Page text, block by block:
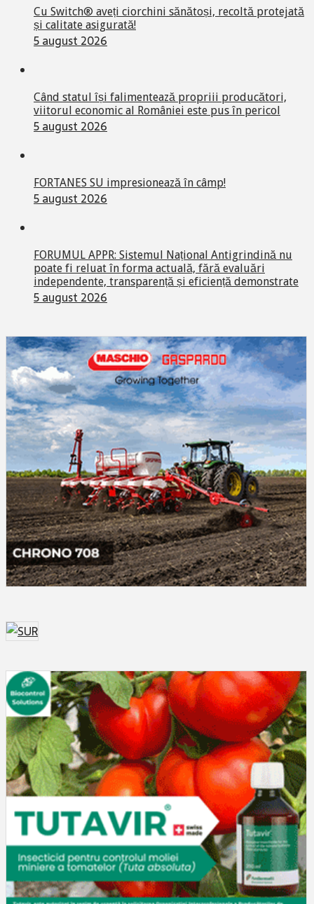
Cu Switch® aveți ciorchini sănătoși, recoltă protejată
și calitate asigurată!
5 august 2026
Când statul își falimentează propriii producători,
viitorul economic al României este pus în pericol
5 august 2026
FORTANES SU impresionează în câmp!
5 august 2026
FORUMUL APPR: Sistemul Național Antigrindină nu
poate fi reluat în forma actuală, fără evaluări
independente, transparență și eficiență demonstrate
5 august 2026